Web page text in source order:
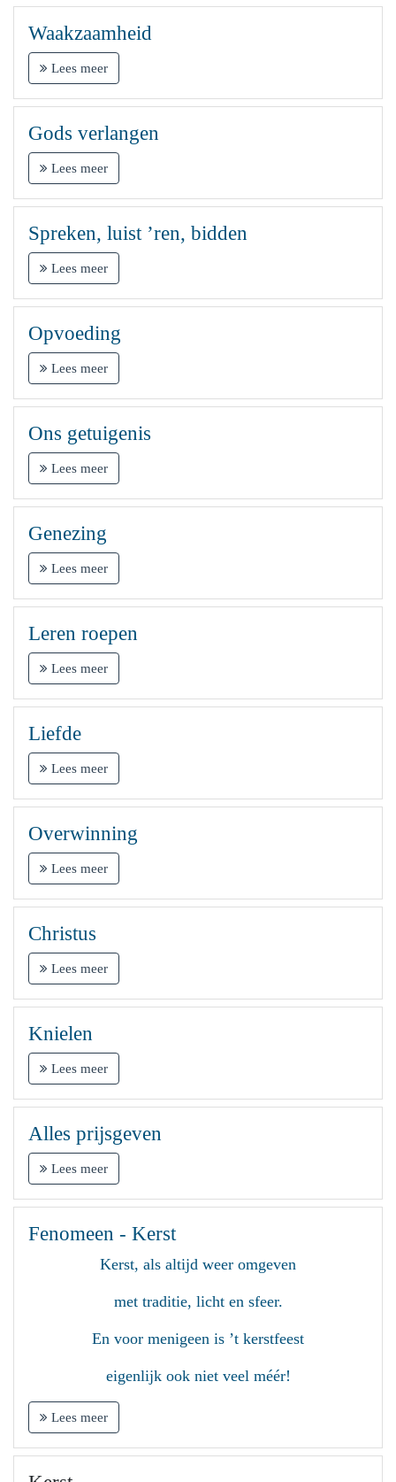
Waakzaamheid
Lees meer
Gods verlangen
Lees meer
Spreken, luist ’ren, bidden
Lees meer
Opvoeding
Lees meer
Ons getuigenis
Lees meer
Genezing
Lees meer
Leren roepen
Lees meer
Liefde
Lees meer
Overwinning
Lees meer
Christus
Lees meer
Knielen
Lees meer
Alles prijsgeven
Lees meer
Fenomeen - Kerst
Kerst, als altijd weer omgeven
met traditie, licht en sfeer.
En voor menigeen is ’t kerstfeest
eigenlijk ook niet veel méér!
Lees meer